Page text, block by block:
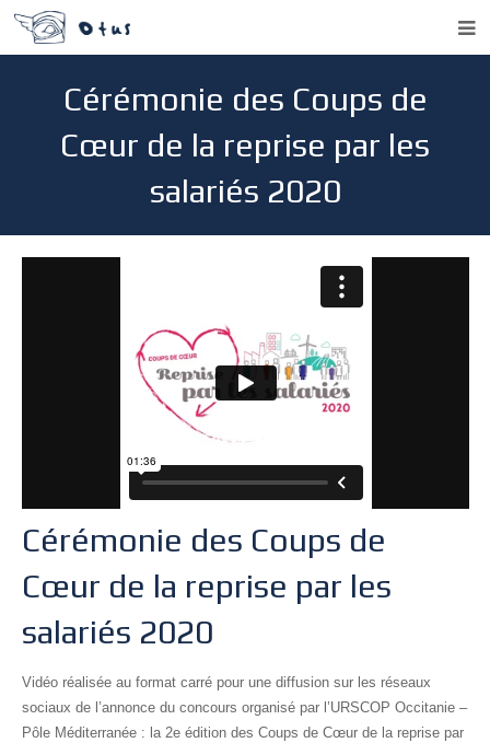
Cérémonie des Coups de
Cœur de la reprise par les
salariés 2020
Cérémonie des Coups de
Cœur de la reprise par les
salariés 2020
Vidéo réalisée au format carré pour une diffusion sur les réseaux
sociaux de l’annonce du concours organisé par l’URSCOP Occitanie –
Pôle Méditerranée : la 2e édition des Coups de Cœur de la reprise par